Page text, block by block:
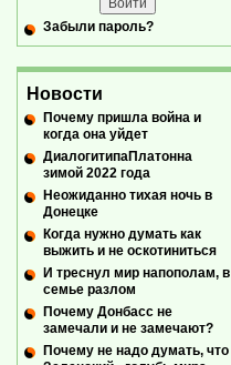
Забыли пароль?
Новости
Почему пришла война и
когда она уйдет
ДиалогитипаПлатонна
зимой 2022 года
Неожиданно тихая ночь в
Донецке
Когда нужно думать как
выжить и не оскотиниться
И треснул мир напополам, в
семье разлом
Почему Донбасс не
замечали и не замечают?
Почему не надо думать, что